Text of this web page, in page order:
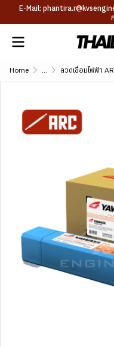
E-Mail:
Home ... ลวดเชื่อมไฟฟ้า